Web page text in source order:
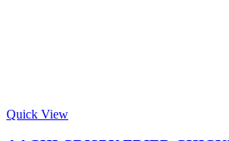
Quick View